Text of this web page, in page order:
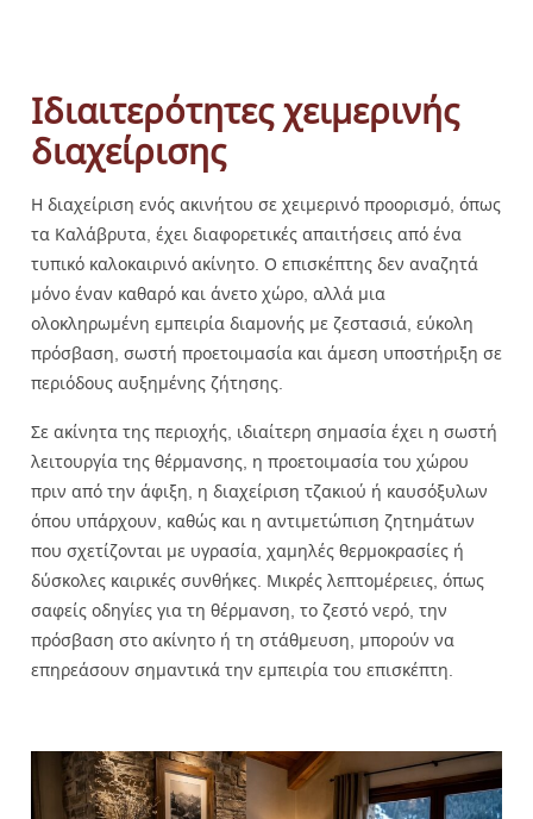
Ιδιαιτερότητες χειμερινής
διαχείρισης
Η διαχείριση ενός ακινήτου σε χειμερινό προορισμό, όπως
τα Καλάβρυτα, έχει διαφορετικές απαιτήσεις από ένα
τυπικό καλοκαιρινό ακίνητο. Ο επισκέπτης δεν αναζητά
μόνο έναν καθαρό και άνετο χώρο, αλλά μια
ολοκληρωμένη εμπειρία διαμονής με ζεστασιά, εύκολη
πρόσβαση, σωστή προετοιμασία και άμεση υποστήριξη σε
περιόδους αυξημένης ζήτησης.
Σε ακίνητα της περιοχής, ιδιαίτερη σημασία έχει η σωστή
λειτουργία της θέρμανσης, η προετοιμασία του χώρου
πριν από την άφιξη, η διαχείριση τζακιού ή καυσόξυλων
όπου υπάρχουν, καθώς και η αντιμετώπιση ζητημάτων
που σχετίζονται με υγρασία, χαμηλές θερμοκρασίες ή
δύσκολες καιρικές συνθήκες. Μικρές λεπτομέρειες, όπως
σαφείς οδηγίες για τη θέρμανση, το ζεστό νερό, την
πρόσβαση στο ακίνητο ή τη στάθμευση, μπορούν να
επηρεάσουν σημαντικά την εμπειρία του επισκέπτη.